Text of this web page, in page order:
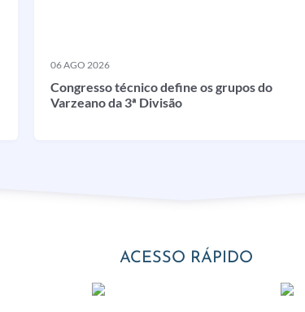
06 AGO 2026
Congresso técnico define os grupos do
Varzeano da 3ª Divisão
ACESSO RÁPIDO